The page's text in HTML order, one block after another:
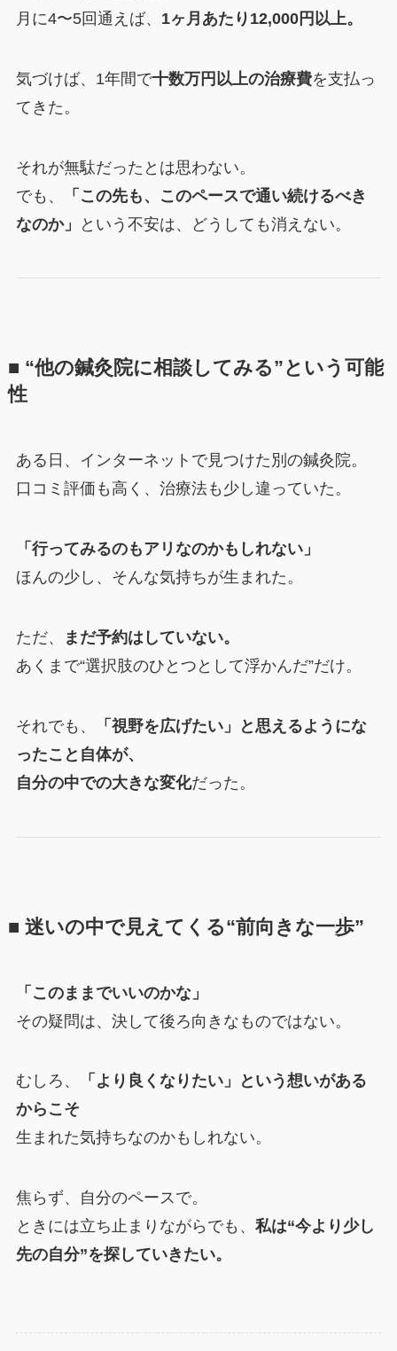
月に4〜5回通えば、 1ヶ月あたり12,000円以上。
気づけば、1年間で十数万円以上の治療費を支払っ
てきた。
それが無駄だったとは思わない。
でも、
「この先も、このペースで通い続けるべき
なのか」
という不安は、どうしても消えない。
■ “他の鍼灸院に相談してみる”という可能
性
ある日、インターネットで見つけた別の鍼灸院。
口コミ評価も高く、治療法も少し違っていた。
「行ってみるのもアリなのかもしれない」
ほんの少し、そんな気持ちが生まれた。
ただ、
まだ予約はしていない。
あくまで“選択肢のひとつとして浮かんだ”だけ。
それでも、
「視野を広げたい」と思えるようにな
ったこと自体が、
自分の中での大きな変化だった。
■ 迷いの中で見えてくる“前向きな一歩”
「このままでいいのかな」
その疑問は、決して後ろ向きなものではない。
むしろ、
「より良くなりたい」という想いがある
からこそ
生まれた気持ちなのかもしれない。
焦らず、自分のペースで。
ときには立ち止まりながらでも、 私は“今より少し
先の自分”を探していきたい。